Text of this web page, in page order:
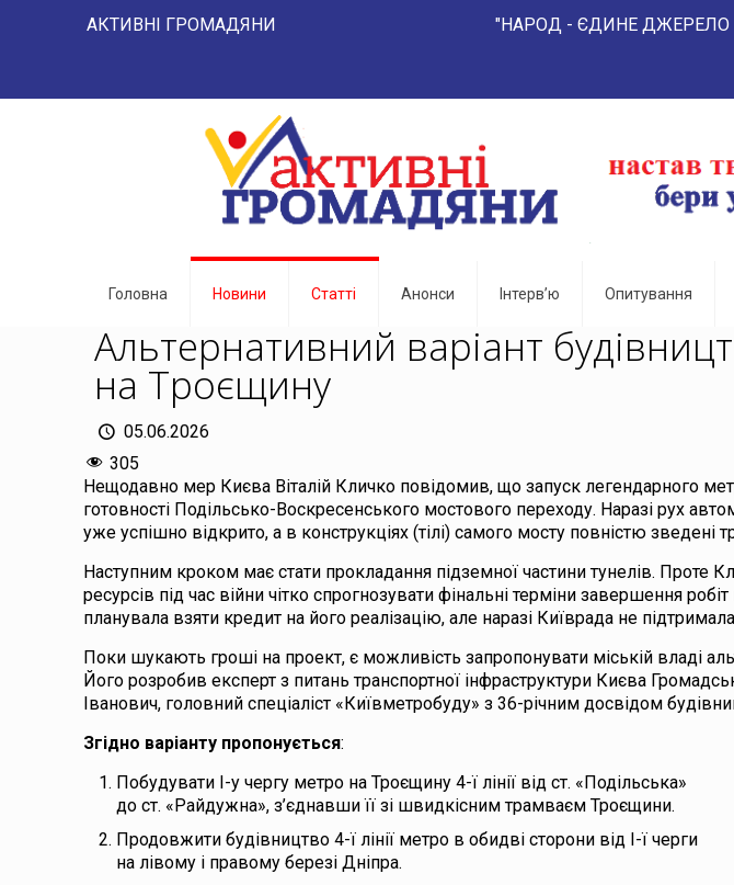
АКТИВНІ ГРОМАДЯНИ "НАРОД - ЄДИНЕ ДЖЕРЕЛО
Головна Новини Статті Анонси Інтерв’ю Опитування
Альтернативний варіант
на Троєщину
05.06.2026
305
Нещодавно мер Києва Віталій Кличко повідомив, що запуск легендарного
готовності Подільсько-Воскресенського мостового переходу. Наразі рух
уже успішно відкрито, а в конструкціях (тілі) самого мосту повністю зведені
Наступним кроком має стати прокладання підземної частини тунелів. Проте
ресурсів під час війни чітко спрогнозувати фінальні терміни завершення
планувала взяти кредит на його реалізацію, але наразі Київрада не
Поки шукають гроші на проект, є можливість запропонувати міській владі
Його розробив експерт з питань транспортної інфраструктури Києва
Іванович, головний спеціаліст «Київметробуду» з 36-річним досвідом
Згідно варіанту пропонується:
Побудувати І-у чергу метро на Троєщину 4-ї лінії від ст. «Подільська»
до ст. «Райдужна», з’єднавши її зі швидкісним трамваєм Троєщини.
Продовжити будівництво 4-ї лінії метро в обидві сторони від І-ї черги
на лівому і правому березі Дніпра.